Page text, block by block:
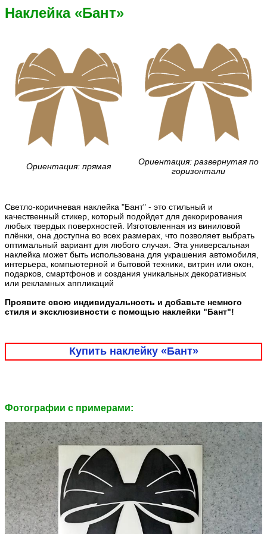
Наклейка «Бант»
Ориентация: прямая
Ориентация: развернутая по
горизонтали
Светло-коричневая наклейка "Бант" - это стильный и
качественный стикер, который подойдет для декорирования
любых твердых поверхностей. Изготовленная из виниловой
плёнки, она доступна во всех размерах, что позволяет выбрать
оптимальный вариант для любого случая. Эта универсальная
наклейка может быть использована для украшения автомобиля,
интерьера, компьютерной и бытовой техники, витрин или окон,
подарков, смартфонов и создания уникальных декоративных
или рекламных аппликаций
Проявите свою индивидуальность и добавьте немного
стиля и эксклюзивности с помощью наклейки "Бант"!
Купить наклейку «Бант»
Фотографии c примерами: